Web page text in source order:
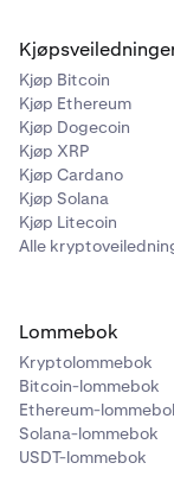
Solana
❌
❌
Bitcoin
Avalanche
❌
❌
Kjøp Bitcoin
Kjøp Ethereum
Kjøp Dogecoin
Kjøp XRP
Kjøp Cardano
Kjøp Solana
Kjøp Litecoin
Alle
Lommebok
Kryptolommebok
Bitcoin-lommebok
Ethereum-
Solana-lommebok
USDT-lommebok